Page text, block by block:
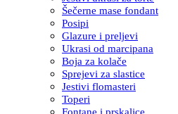
Šečerne mase fondant
Posipi
Glazure i preljevi
Ukrasi od marcipana
Boja za kolače
Sprejevi za slastice
Jestivi flomasteri
Toperi
Fontane i prskalice